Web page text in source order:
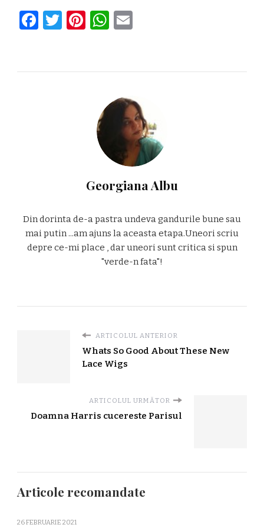
Facebook
Twitter
Pinterest
WhatsApp
Georgiana Albu
Din dorinta de-a pastra undeva gandurile bune sau
mai putin ...am ajuns la aceasta etapa.Uneori scriu
depre ce-mi place , dar uneori sunt critica si spun
"verde-n fata"!
ARTICOLUL ANTERIOR
Whats So Good About These New
Lace Wigs
ARTICOLUL URMĂTOR
Doamna Harris cucereste Parisul
Articole recomandate
26 FEBRUARIE 2021